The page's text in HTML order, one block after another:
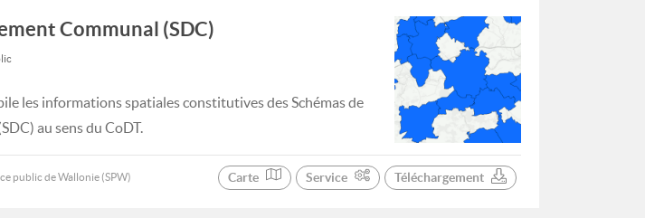
Communal (SDC)
les informations spatiales constitutives des Schémas de
au sens du CoDT.
public de Wallonie (SPW) Carte Service Téléchargement